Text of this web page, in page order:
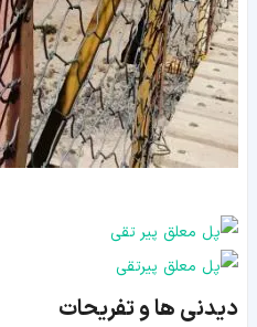
دیدنی ها و تفریحات